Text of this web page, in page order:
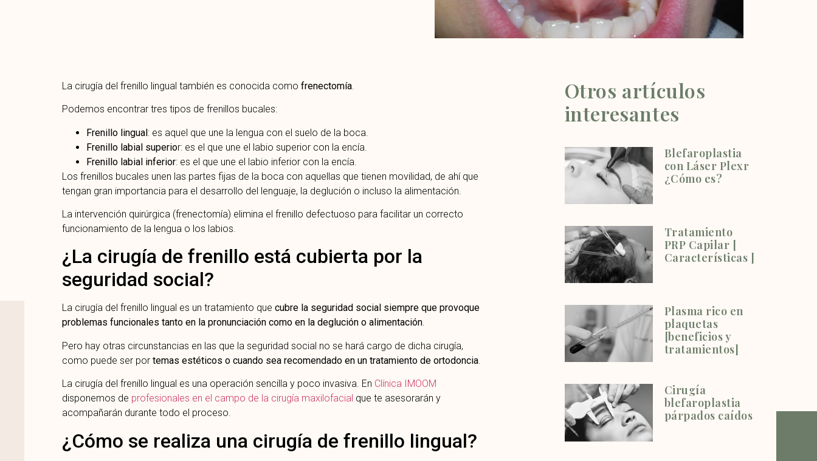
La cirugía del frenillo lingual también es conocida como frenectomía.
Podemos encontrar tres tipos de frenillos bucales:
Frenillo lingual: es aquel que une la lengua con el suelo de la boca.
Frenillo labial superior: es el que une el labio superior con la encía.
Frenillo labial inferior: es el que une el labio inferior con la encía.
Los frenillos bucales unen las partes fijas de la boca con aquellas que tienen movilidad, de ahí que
tengan gran importancia para el desarrollo del lenguaje, la deglución o incluso la alimentación.
La intervención quirúrgica (frenectomía) elimina el frenillo defectuoso para facilitar un correcto
funcionamiento de la lengua o los labios.
¿La cirugía de frenillo está cubierta por la
seguridad social?
La cirugía del frenillo lingual es un tratamiento quecubre la seguridad social siempre que provoque
problemas funcionales tanto en la pronunciación como en la deglución o alimentación.
Pero hay otras circunstancias en las que la seguridad social no se hará cargo de dicha cirugía,
como puede ser portemas estéticos o cuando sea recomendado en un tratamiento de ortodoncia.
La cirugía del frenillo lingual es una operación sencilla y poco invasiva. En Clínica IMOOM
disponemos de profesionales en el campo de la cirugía maxilofacial que te asesorarán y
acompañarán durante todo el proceso.
¿Cómo se realiza una cirugía de frenillo lingual?
Otros artículos
interesantes
Blefaroplastia
con Láser Plexr
¿Cómo es?
Tratamiento
PRP Capilar [
Características ]
Plasma rico en
plaquetas
[beneficios y
tratamientos]
Cirugía
blefaroplastia
párpados caídos